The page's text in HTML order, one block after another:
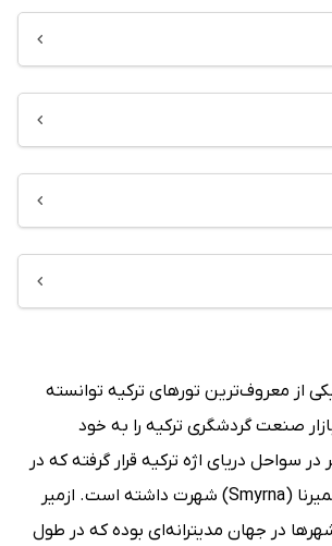
از معروف‌ترین تورهای ترکیه توانسته
صنعت گردشگری ترکیه را به خود
سواحل دریای اژه ترکیه قرار گرفته که در
دوران باستان به اسمیرنا (Smyrna) شهرت داشته است. ازمیر
در جهان مدیترانه‌ای بوده که در طول